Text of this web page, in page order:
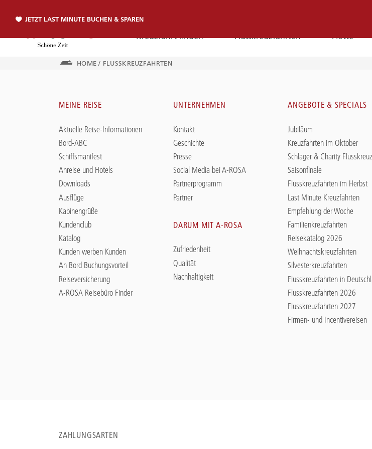
JETZT LAST MINUTE BUCHEN & SPAREN
Kreuzfahrt finden Flusskreuzfahrten Flotte
Sie erreichen uns per Telefon:
+49 381 2026001
Mail
Sie erreichen uns per E-
service@a-rosa.com
HOME / FLUSSKREUZFAHRTEN
MEINE REISE
Aktuelle Reise-Informationen
Bord-ABC
Schiffsmanifest
Anreise und Hotels
Downloads
Ausflüge
Kabinengrüße
Kundenclub
Katalog
Kunden werben Kunden
An Bord Buchungsvorteil
Reiseversicherung
A-ROSA Reisebüro Finder
UNTERNEHMEN
Kontakt
Geschichte
Presse
Social Media bei A-ROSA
Partnerprogramm
Partner
DARUM MIT A-ROSA
Zufriedenheit
Qualität
Nachhaltigkeit
ANGEBOTE & SPECIALS
Jubiläum
Kreuzfahrten im Oktober
Schlager & Charity
Saisonfinale
Flusskreuzfahrten im Herbst
Last Minute Kreuzfahrten
Empfehlung der Woche
Familienkreuzfahrten
Reisekatalog 2026
Weihnachtskreuzfahrten
Silvesterkreuzfahrten
Flusskreuzfahrten in
Flusskreuzfahrten 2026
Flusskreuzfahrten 2027
Firmen- und Incentivereisen
ZAHLUNGSARTEN